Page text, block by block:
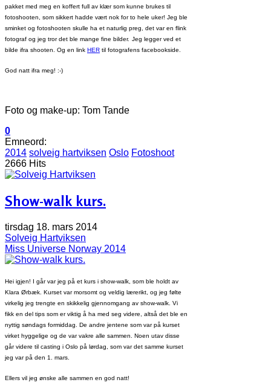
pakket med meg en koffert full av klær som kunne brukes til
fotoshooten, som sikkert hadde vært nok for to hele uker! Jeg ble
sminket og fotoshooten skulle ha et naturlig preg, det var en flink
fotograf og jeg tror det ble mange fine bilder. Jeg legger ved et
bilde ifra shooten. Og en link HER til fotografens facebookside.
God natt ifra meg! :-)
Foto og make-up: Tom Tande
0
Emneord:
2014 solveig hartviksen Oslo Fotoshoot
2666 Hits
Show-walk kurs.
tirsdag 18. mars 2014
Solveig Hartviksen
Miss Universe Norway 2014
Hei igjen! I går var jeg på et kurs i show-walk, som ble holdt av
Klara Ørbæk. Kurset var morsomt og veldig lærerikt, og jeg følte
virkelig jeg trengte en skikkelig gjennomgang av show-walk. Vi
fikk en del tips som er viktig å ha med seg videre, altså det ble en
nyttig søndags formiddag. De andre jentene som var på kurset
virket hyggelige og de var vakre alle sammen. Noen utav disse
går videre til casting i Oslo på lørdag, som var det samme kurset
jeg var på den 1. mars.
Ellers vil jeg ønske alle sammen en god natt!